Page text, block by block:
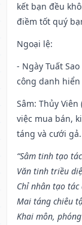
kết bạn đều
điềm tốt quý
Ngoại lệ:
- Ngày Tuất
công danh hiển
Sâm: Thủy
việc mua bán,
táng và cưới gả.
“Sâm tinh tạo
Văn tinh triều
Chỉ nhân tạo
Mai táng chiêu
Khai môn,